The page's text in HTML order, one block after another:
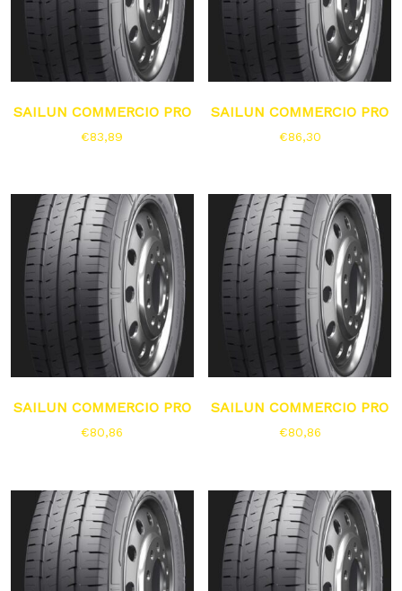
SAILUN COMMERCIO PRO
€83,89
SAILUN COMMERCIO PRO
€86,30
SAILUN COMMERCIO PRO
€80,86
SAILUN COMMERCIO PRO
€80,86